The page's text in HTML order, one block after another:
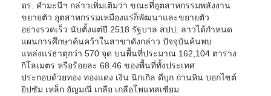
ดร. คำมะนีฯ กล่าวเพิ่มเติมว่า ขณะที่อุตสาหกรรมพลังงาน
ขยายตัว อุตสาหกรรมเหมืองแร่ก็พัฒนาและขยายตัว
อย่างรวดเร็ว นับตั้งแต่ปี 2518 รัฐบาล สปป. ลาวได้กำหนด
แผนการศึกษาค้นคว้าในสาขาดังกล่าว ปัจจุบันค้นพบ
แหล่งแร่ธาตุกว่า 570 จุด บนพื้นที่ประมาณ 162,104 ตาราง
กิโลเมตร หรือร้อยละ 68.46 ของพื้นที่ทั้งประเทศ
ประกอบด้วยทอง ทองแดง เงิน นิกเกิล ดีบุก ถ่านหิน บอกไซต์
ยิปซัม เหล็ก อัญมณี เกลือ เกลือโพแทสเซียม